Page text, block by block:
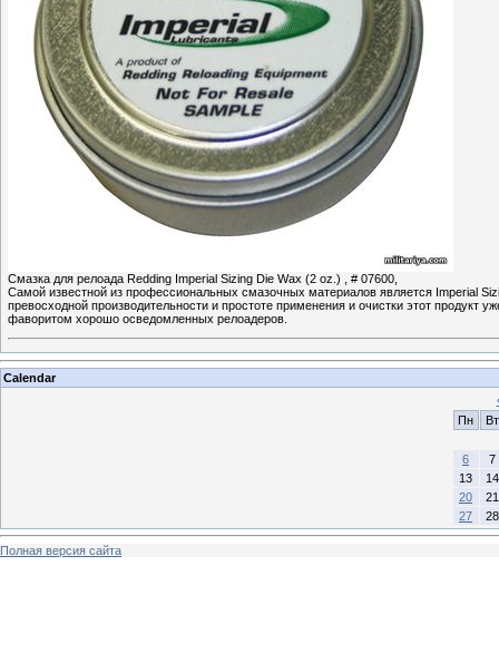
Смазка для релоада Redding Imperial Sizing Die Wax (2 oz.) , # 07600,
Самой известной из профессиональных смазочных материалов является Imperial
превосходной производительности и простоте применения и очистки этот продукт
фаворитом хорошо осведомленных релоадеров.
Calendar
Пн
Вт
6
7
13
14
20
21
27
28
Полная версия сайта